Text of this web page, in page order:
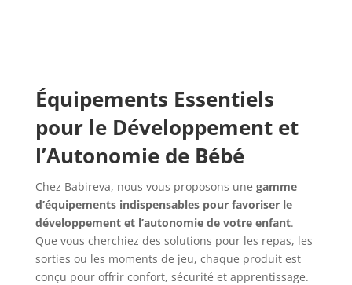
Équipements Essentiels
pour le Développement et
l’Autonomie de Bébé
Chez Babireva, nous vous proposons une gamme
d’équipements indispensables pour favoriser le
développement et l’autonomie de votre enfant.
Que vous cherchiez des solutions pour les repas, les
sorties ou les moments de jeu, chaque produit est
conçu pour offrir confort, sécurité et apprentissage.